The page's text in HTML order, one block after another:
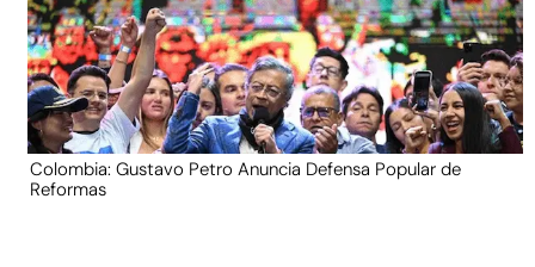
Colombia: Gustavo Petro Anuncia Defensa Popular de
Reformas